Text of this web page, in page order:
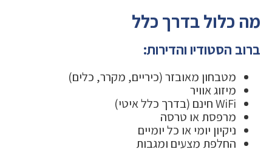
מה כלול בדרך כלל
ברוב הסטודיו והדירות:
מטבחון מאובזר (כיריים, מקרר, כלים)
מיזוג אוויר
WiFi חינם (בדרך כלל איטי)
מרפסת או טרסה
ניקיון יומי או כל יומיים
החלפת מצעים ומגבות